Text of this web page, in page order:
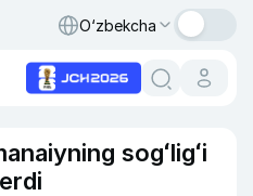
O‘zbekcha
sogʻligʻi